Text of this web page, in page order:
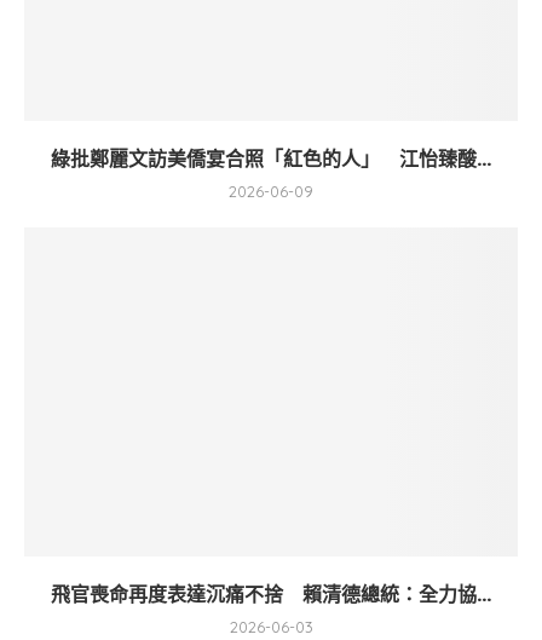
綠批鄭麗文訪美僑宴合照「紅色的人」 江怡臻酸...
2026-06-09
飛官喪命再度表達沉痛不捨 賴清德總統：全力協...
2026-06-03